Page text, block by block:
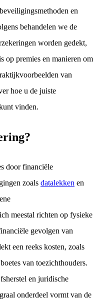
en
behandelen we de
worden gedekt,
op premies en manieren om
van
hoe u de juiste
vinden.
door financiële
zoals datalekken en
meestal richten op fysieke
gevolgen van
een reeks kosten, zoals
van toezichthouders.
en juridische
onderdeel vormt van de